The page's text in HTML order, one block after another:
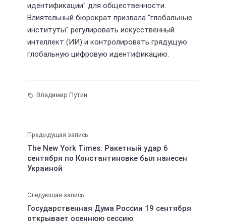
идентификации" для общественности.
Влиятельный бюрократ призвала "глобальные
институты" регулировать искусственный
интеллект (ИИ) и контролировать грядущую
глобальную цифровую идентификацию.
Владимир Путин
Предыдущая запись
The New York Times: Ракетный удар 6
сентября по Константиновке был нанесен
Украиной
Следующая запись
Государственная Дума России 19 сентября
открывает осеннюю сессию